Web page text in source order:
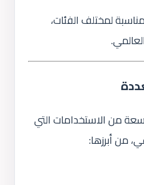
لمختلف الفئات،
من الاستخدامات التي
من أبرزها: